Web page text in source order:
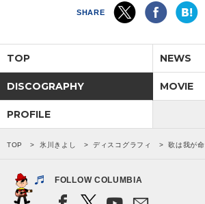
SHARE
TOP NEWS
DISCOGRAPHY MOVIE
PROFILE
TOP 氷川きよし ディスコグラフィ 歌は我が命
FOLLOW COLUMBIA